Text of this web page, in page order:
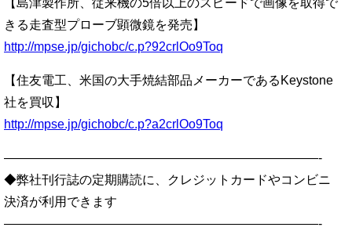
【島津製作所、従来機の5倍以上のスピードで画像を取得で
きる走査型プローブ顕微鏡を発売】
http://mpse.jp/gichobc/c.p?92crlOo9Toq
【住友電工、米国の大手焼結部品メーカーであるKeystone
社を買収】
http://mpse.jp/gichobc/c.p?a2crlOo9Toq
—————————————————————————-
◆弊社刊行誌の定期購読に、クレジットカードやコンビニ
決済が利用できます
—————————————————————————-